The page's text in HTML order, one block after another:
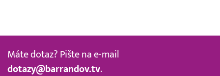
Máte dotaz? Pište na e-mail
dotazy@barrandov.tv.